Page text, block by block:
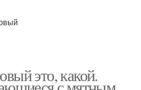
это, какой.